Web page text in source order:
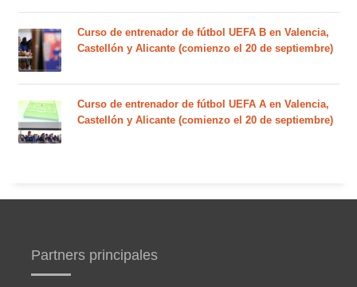
Curso de entrenador de fútbol UEFA B en Valencia,
Castellón y Alicante (comienzo el 20 de septiembre)
Curso de entrenador de fútbol UEFA A en Valencia,
Castellón y Alicante (comienzo el 20 de septiembre)
Partners principales